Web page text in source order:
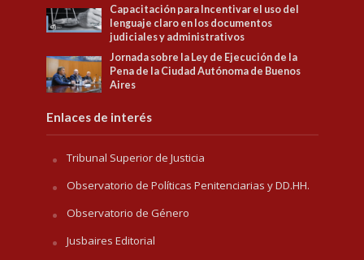
Capacitación para Incentivar el uso del
lenguaje claro en los documentos
judiciales y administrativos
Jornada sobre la Ley de Ejecución de la
Pena de la Ciudad Autónoma de Buenos
Aires
Enlaces de interés
Tribunal Superior de Justicia
Observatorio de Políticas Penitenciarias y DD.HH.
Observatorio de Género
Jusbaires Editorial